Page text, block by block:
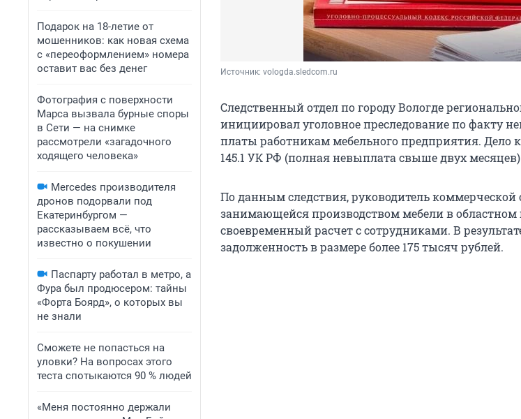
Подарок на 18-летие от
мошенников: как новая схема
с «переоформлением» номера
оставит вас без денег
Фотография с поверхности
Марса вызвала бурные споры
в Сети — на снимке
рассмотрели «загадочного
ходящего человека»
Mercedes производителя
дронов подорвали под
Екатеринбургом —
рассказываем всё, что
известно о покушении
Паспарту работал в метро, а
Фура был продюсером: тайны
«Форта Боярд», о которых вы
не знали
Сможете не попасться на
уловки? На вопросах этого
теста спотыкаются 90 % людей
«Меня постоянно держали
Источник: vologda.sledcom.ru
Следственный отдел по городу Вологде
инициировал уголовное преследование по факту
платы работникам мебельного предприятия. Дело
145.1 УК РФ (полная невыплата свыше двух
По данным следствия, руководитель коммерческой
занимающейся производством мебели в областном
своевременный расчет с сотрудниками. В
задолженность в размере более 175 тысяч рублей.